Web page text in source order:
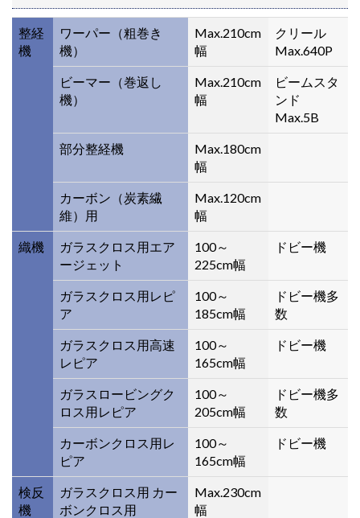
整経
機
ワーパー（粗巻き
機）
Max.210cm
幅
クリール
Max.640P
ビーマー（巻返し
機）
Max.210cm
幅
ビームスタ
ンド
Max.5B
部分整経機
Max.180cm
幅
カーボン（炭素繊
維）用
Max.120cm
幅
織機
ガラスクロス用エア
ージェット
100～
225cm幅
ドビー機
ガラスクロス用レピ
ア
100～
185cm幅
ドビー機多
数
ガラスクロス用高速
レピア
100～
165cm幅
ドビー機
ガラスロービングク
ロス用レピア
100～
205cm幅
ドビー機多
数
カーボンクロス用レ
ピア
100～
165cm幅
ドビー機
検反
機
ガラスクロス用 カー
ボンクロス用
Max.230cm
幅